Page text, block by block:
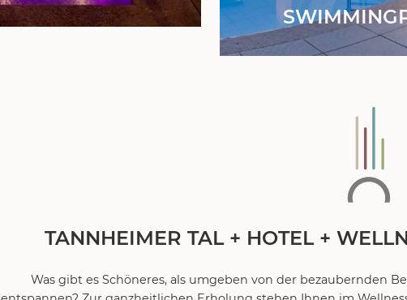
TANNHEIMER TAL + HOTEL +
Was gibt es Schöneres, als umgeben von der bezaubernden